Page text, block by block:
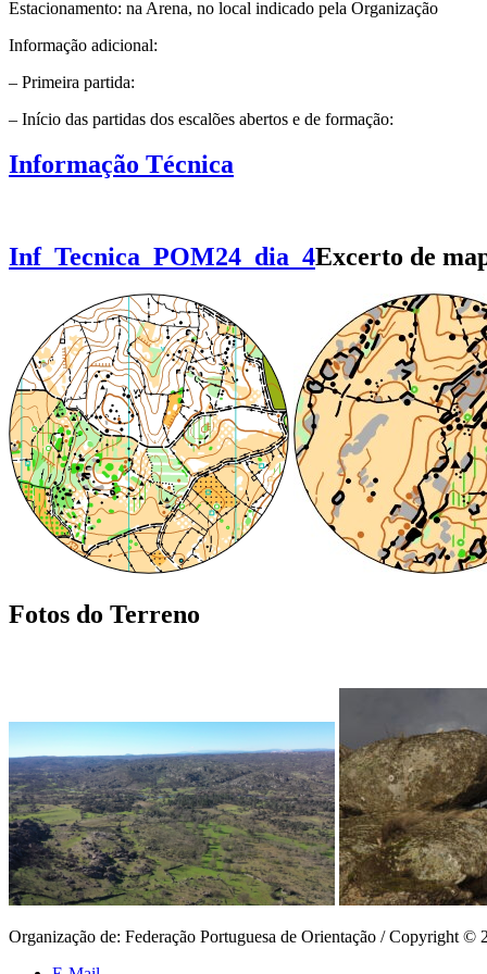
Estacionamento: na Arena, no local indicado pela Organização
Informação adicional:
– Primeira partida:
– Início das partidas dos escalões abertos e de formação:
Informação Técnica
Inf_Tecnica_POM24_dia_4Excerto de
Fotos do Terreno
Organização de: Federação Portuguesa de Orientação / Copyright ©